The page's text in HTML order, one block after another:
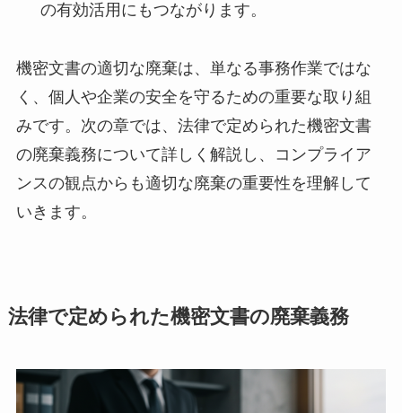
の有効活用にもつながります。
機密文書の適切な廃棄は、単なる事務作業ではな
く、個人や企業の安全を守るための重要な取り組
みです。次の章では、法律で定められた機密文書
の廃棄義務について詳しく解説し、コンプライア
ンスの観点からも適切な廃棄の重要性を理解して
いきます。
法律で定められた機密文書の廃棄義務